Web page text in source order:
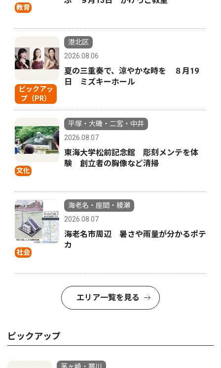
教育
ピックアッ
プ（PR）
港北区
2026.08.06
夏の三重奏で、涼やかな時を ８月19
日 ミズキーホール
文化
平塚・大磯・二宮・中井
2026.08.07
東海大学松前記念館 彫刻メンテを体
験 創立者の胸像など清掃
社会
海老名・座間・綾瀬
2026.08.07
海老名市周辺 暑さや雨量が分かるポテ
カ
エリア一覧を見る
ピックアップ